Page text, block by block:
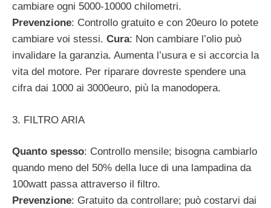
cambiare ogni 5000-10000 chilometri.
Prevenzione: Controllo gratuito e con 20euro lo potete
cambiare voi stessi. Cura: Non cambiare l’olio può
invalidare la garanzia. Aumenta l’usura e si accorcia la
vita del motore. Per riparare dovreste spendere una
cifra dai 1000 ai 3000euro, più la manodopera.
3. FILTRO ARIA
Quanto spesso: Controllo mensile; bisogna cambiarlo
quando meno del 50% della luce di una lampadina da
100watt passa attraverso il filtro.
Prevenzione: Gratuito da controllare; può costarvi dai